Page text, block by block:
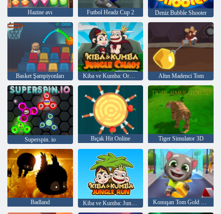
Hazine avı Futbol Headz Cup 2 Deniz Bubble Shooter
Basket Şampiyonları Kiba ve Kumba: Orman Kaosu Altın Madenci Tom
Superspin. io Bıçak Hit Online Tiger Simulator 3D
Badland Kiba ve Kumba: Jungle Run Konuşan Tom Gold Çevrimiçi Çalıştır